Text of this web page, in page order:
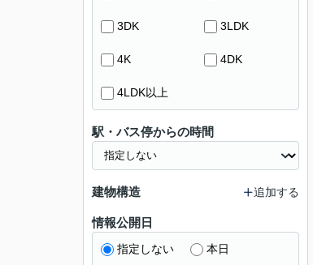
3DK 3LDK
4K 4DK
4LDK以上
駅・バス停からの時間
建物構造 追加する
情報公開日
指定しない 本日